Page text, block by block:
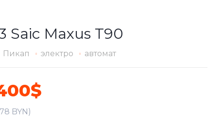
Saic Maxus T90
Пикап электро автомат
BYN)